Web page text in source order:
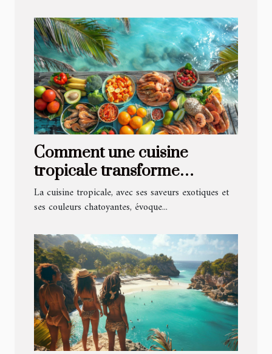
Comment une cuisine
tropicale transforme
l'expérience culinaire sur la
côte
La cuisine tropicale, avec ses saveurs exotiques et
ses couleurs chatoyantes, évoque...